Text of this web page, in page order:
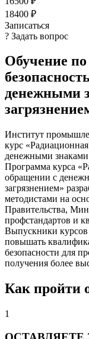
18400 ₽
Записаться
? Задать вопрос
Обучение
денежными
Институт
курс
денежными знаками
Программа курса
обращении с
загрязнением»
методистами на
Правительства,
профстандартов и
Выпускники
повышать
безопасности для
получения более
Как пройти
1